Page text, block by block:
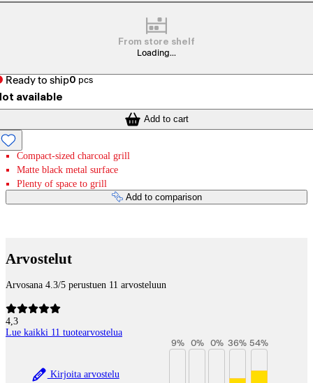
From store shelf
Loading...
Ready to ship0 pcs
available
Add to cart
Compact-sized charcoal grill
Matte black metal surface
Plenty of space to grill
Add to comparison
Arvostelut
Arvosana 4.3/5 perustuen 11 arvosteluun
4,3
Lue kaikki 11 tuotearvostelua
Kirjoita arvostelu
9% 0% 0% 36% 54%